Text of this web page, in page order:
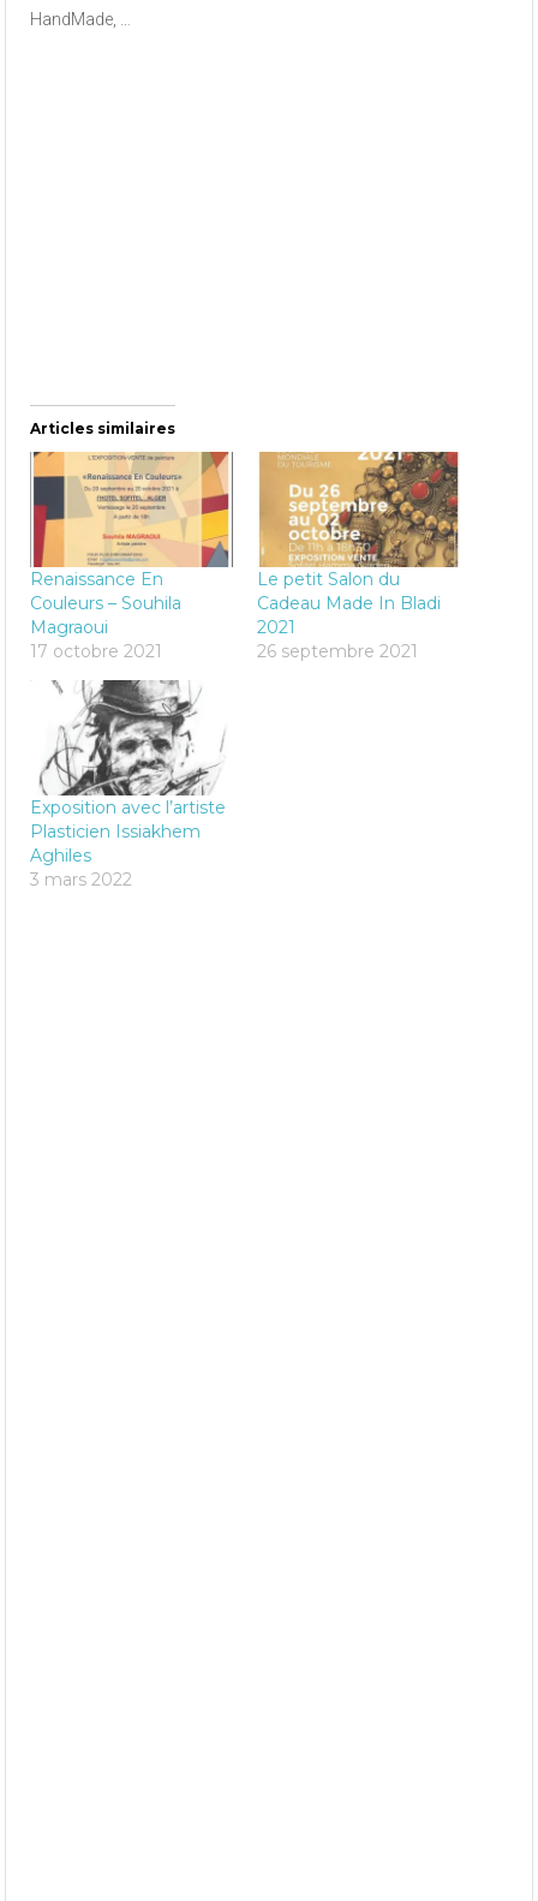
HandMade, …
Articles similaires
Renaissance En
Couleurs – Souhila
Magraoui
17 octobre 2021
Le petit Salon du
Cadeau Made In Bladi
2021
26 septembre 2021
Exposition avec l’artiste
Plasticien Issiakhem
Aghiles
3 mars 2022